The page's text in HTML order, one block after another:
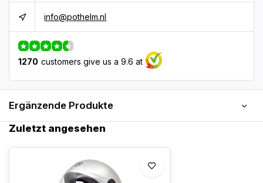
info@pothelm.nl
1270 customers give us a 9.6 at
Ergänzende Produkte
Zuletzt angesehen